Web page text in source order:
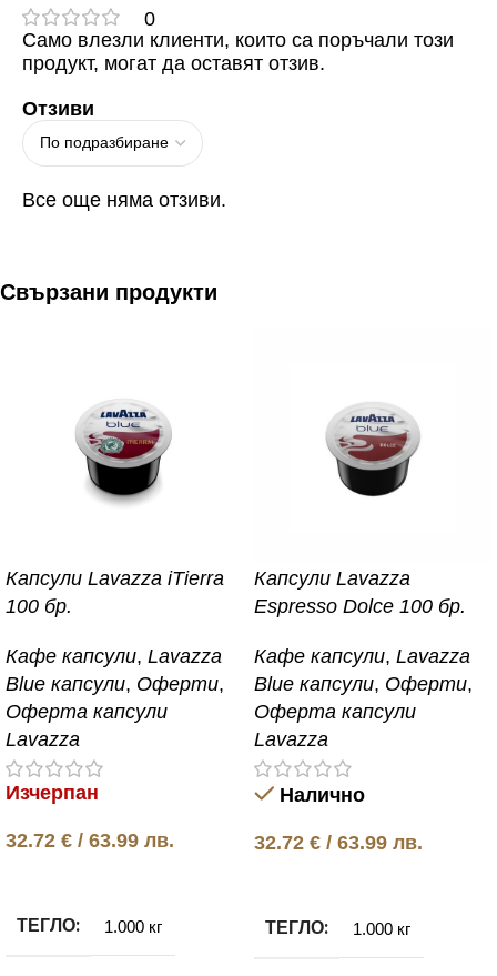
0
Отзиви
Все още няма отзиви.
Само влезли клиенти, които са поръчали този
продукт, могат да оставят отзив.
Свързани продукти
Капсули Lavazza iTierra
100 бр.
Кафе капсули, Lavazza
Blue капсули, Оферти,
Оферта капсули
Lavazza
Изчерпан
32.72 € / 63.99 лв.
ТЕГЛО 1.000 кг
Капсули Lavazza
Espresso Dolce 100 бр.
Кафе капсули, Lavazza
Blue капсули, Оферти,
Оферта капсули
Lavazza
Налично
32.72 € / 63.99 лв.
ТЕГЛО 1.000 кг